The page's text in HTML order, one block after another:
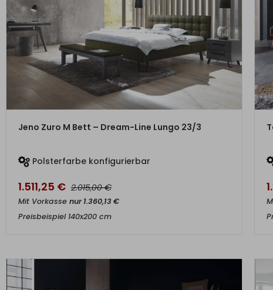
ZUM PRODUKT
Jeno Zuro M Bett – Dream-Line Lungo 23/3
Polsterfarbe konfigurierbar
1.511,25 € 2.015,00€
Mit Vorkasse nur1.360,13€
Preisbeispiel 140x200 cm